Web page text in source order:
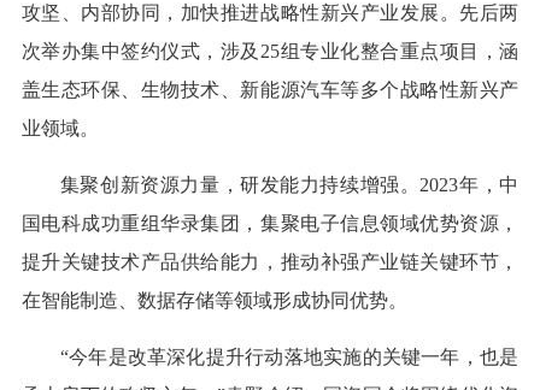
攻坚、内部协同，加快推进战略性新兴产业发展。先后两
次举办集中签约仪式，涉及25组专业化整合重点项目，涵
盖生态环保、生物技术、新能源汽车等多个战略性新兴产
业领域。
集聚创新资源力量，研发能力持续增强。2023年，中
国电科成功重组华录集团，集聚电子信息领域优势资源，
提升关键技术产品供给能力，推动补强产业链关键环节，
在智能制造、数据存储等领域形成协同优势。
“今年是改革深化提升行动落地实施的关键一年，也是